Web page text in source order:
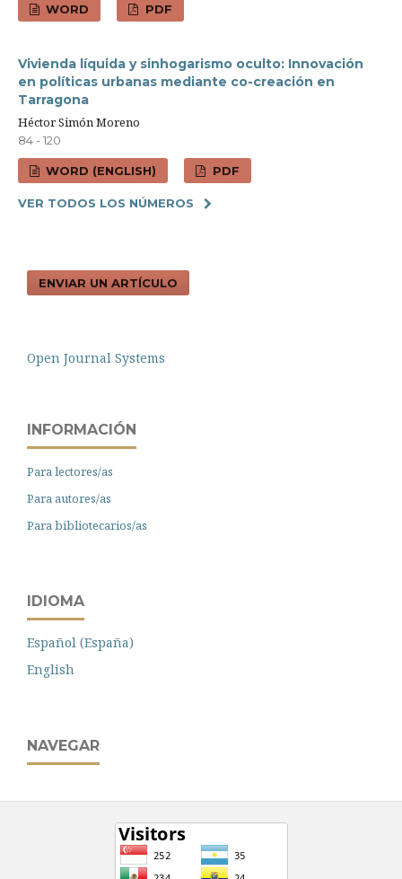
WORD PDF
Vivienda líquida y sinhogarismo oculto: Innovación
en políticas urbanas mediante co-creación en
Tarragona
Héctor Simón Moreno
84 - 120
WORD (ENGLISH) PDF
VER TODOS LOS NÚMEROS
ENVIAR UN ARTÍCULO
Open Journal Systems
INFORMACIÓN
Para lectores/as
Para autores/as
Para bibliotecarios/as
IDIOMA
Español (España)
English
NAVEGAR